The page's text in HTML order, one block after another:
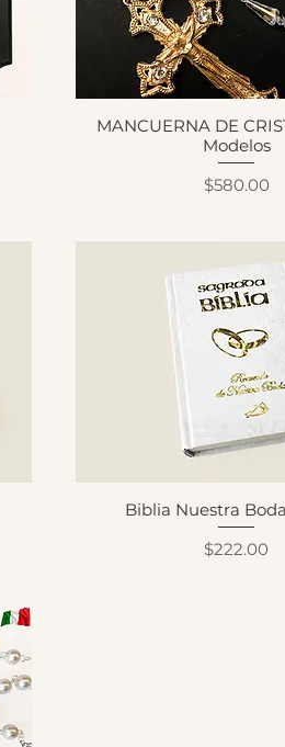
MANCUERNA DE
Modelos
Precio
$580.00
Biblia Nuestra
Precio
$222.00